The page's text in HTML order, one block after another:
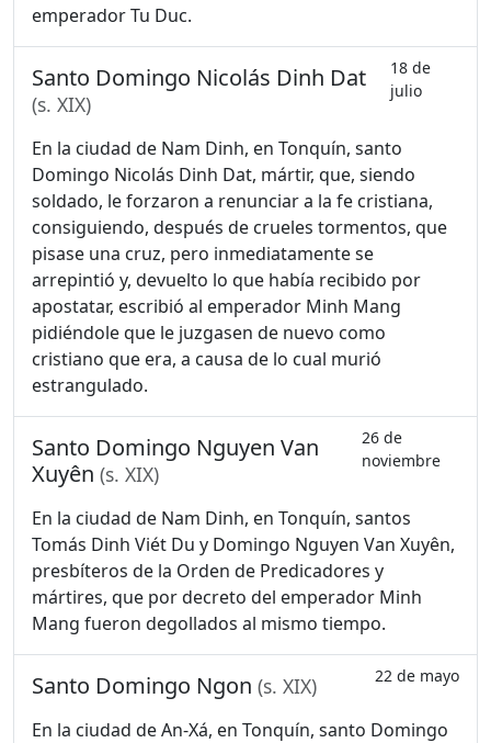
emperador Tu Duc.
Santo Domingo Nicolás Dinh Dat
(s. XIX)
18 de
julio
En la ciudad de Nam Dinh, en Tonquín, santo
Domingo Nicolás Dinh Dat, mártir, que, siendo
soldado, le forzaron a renunciar a la fe cristiana,
consiguiendo, después de crueles tormentos, que
pisase una cruz, pero inmediatamente se
arrepintió y, devuelto lo que había recibido por
apostatar, escribió al emperador Minh Mang
pidiéndole que le juzgasen de nuevo como
cristiano que era, a causa de lo cual murió
estrangulado.
Santo Domingo Nguyen Van
Xuyên (s. XIX)
26 de
noviembre
En la ciudad de Nam Dinh, en Tonquín, santos
Tomás Dinh Viét Du y Domingo Nguyen Van Xuyên,
presbíteros de la Orden de Predicadores y
mártires, que por decreto del emperador Minh
Mang fueron degollados al mismo tiempo.
Santo Domingo Ngon (s. XIX) 22 de mayo
En la ciudad de An-Xá, en Tonquín, santo Domingo